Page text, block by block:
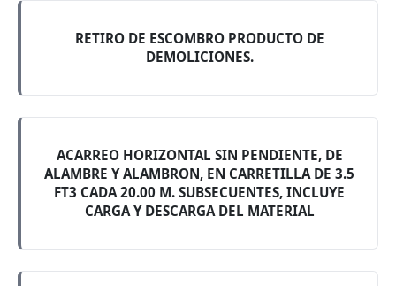
RETIRO DE ESCOMBRO PRODUCTO DE
DEMOLICIONES.
ACARREO HORIZONTAL SIN PENDIENTE, DE
ALAMBRE Y ALAMBRON, EN CARRETILLA DE 3.5
FT3 CADA 20.00 M. SUBSECUENTES, INCLUYE
CARGA Y DESCARGA DEL MATERIAL